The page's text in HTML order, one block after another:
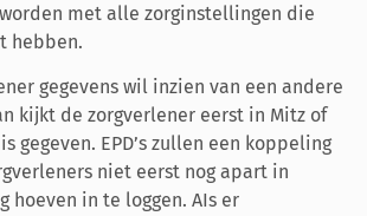
met alle zorginstellingen die
hebben.
gegevens wil inzien van een andere
kijkt de zorgverlener eerst in Mitz of
gegeven. EPD’s zullen een koppeling
niet eerst nog apart in
hoeven in te loggen. AIs er